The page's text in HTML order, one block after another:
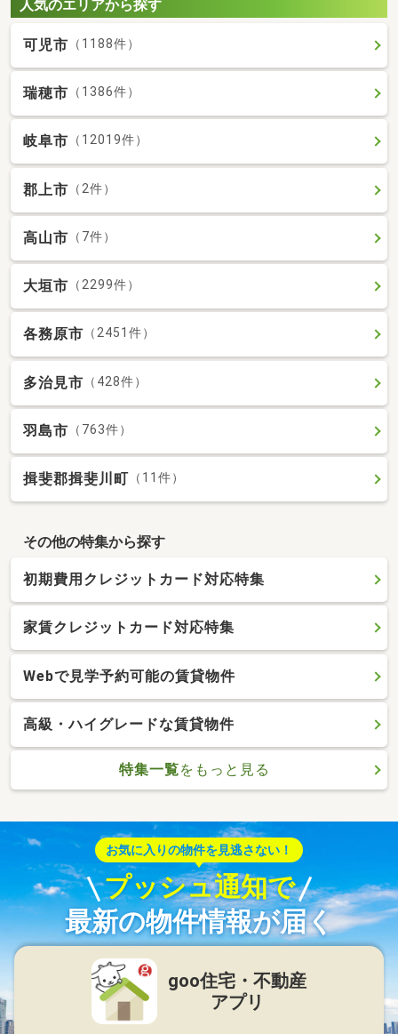
人気のエリアから探す
可児市 （1188件）
瑞穂市 （1386件）
岐阜市 （12019件）
郡上市 （2件）
高山市 （7件）
大垣市 （2299件）
各務原市 （2451件）
多治見市 （428件）
羽島市 （763件）
揖斐郡揖斐川町 （11件）
その他の特集から探す
初期費用クレジットカード対応特集
家賃クレジットカード対応特集
Webで見学予約可能の賃貸物件
高級・ハイグレードな賃貸物件
特集一覧をもっと見る
お気に入りの物件を見逃さない！
プッシュ通知で
最新の物件情報が届く
goo住宅・不動産
アプリ